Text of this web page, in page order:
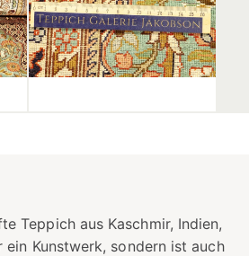
Teppich aus Kaschmir, Indien,
Kunstwerk, sondern ist auch